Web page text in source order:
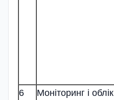
6
Моніторинг і облік